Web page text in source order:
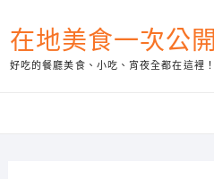
to
content
在地美食一次公開
好吃的餐廳美食、小吃、宵夜全都在這裡！